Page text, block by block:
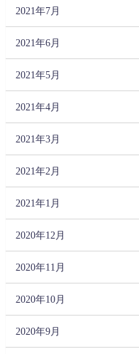
2021年7月
2021年6月
2021年5月
2021年4月
2021年3月
2021年2月
2021年1月
2020年12月
2020年11月
2020年10月
2020年9月